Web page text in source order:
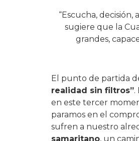
“Escucha, decisión,
sugiere que la
grandes,
El punto de partida
realidad sin filtros”.
en este tercer
paramos en el
sufren a nuestro
samaritano, un